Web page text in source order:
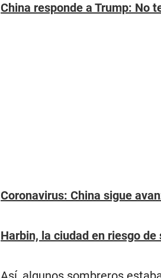
China responde a Trump: No
Coronavirus: China sigue
Harbin, la ciudad en riesgo